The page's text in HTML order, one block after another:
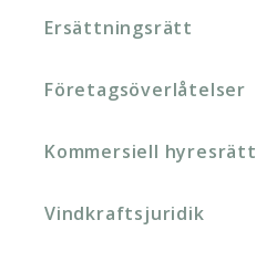
Ersättningsrätt
Företagsöverlåtelser
Kommersiell hyresrätt
Vindkraftsjuridik